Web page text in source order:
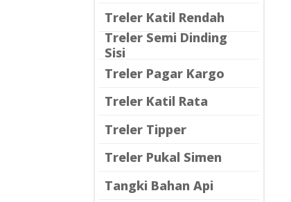
Treler Katil Rendah
Treler Semi Dinding
Sisi
Treler Pagar Kargo
Treler Katil Rata
Treler Tipper
Treler Pukal Simen
Tangki Bahan Api